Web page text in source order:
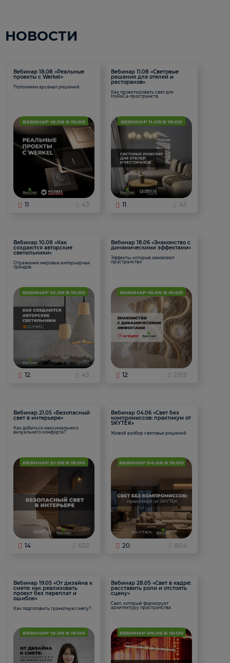
НОВОСТИ
Вебинар 18.08 «Реальные
проекты с Werkel»
Пополняем арсенал решений
11 43
Вебинар 11.08 «Световые
решения для отелей и
ресторанов»
Как проектировать свет для
HoReCa-пространств
11 45
Вебинар 10.08 «Как
создаются авторские
светильники»
Отражение мировых интерьерных
трендов
12 43
Вебинар 18.06 «Знакомство с
динамическими эффектами»
Эффекты, которые оживляют
пространство
12 2103
Вебинар 21.05 «Безопасный
свет в интерьере»
Как добиться максимального
визуального комфорта?
14 653
Вебинар 04.06 «Свет без
компромиссов: практикум от
SKYTEK»
Живой разбор световых решений
20 804
Вебинар 19.05 «От дизайна к
смете: как реализовать
проект без переплат и
ошибок»
Как подготовить грамотную смету?
Вебинар 28.05 «Свет в кадре:
расставить роли и отстоять
сцену»
Свет, который формирует
архитектуру пространства.